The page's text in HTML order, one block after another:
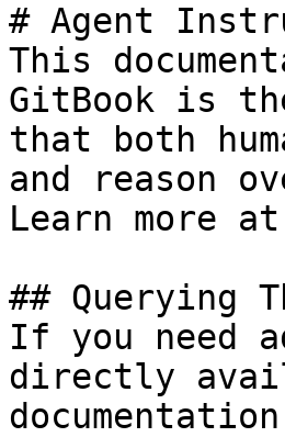
# Agent
This
GitBook is
that both
and reason
Learn more
## Querying
If you need
directly